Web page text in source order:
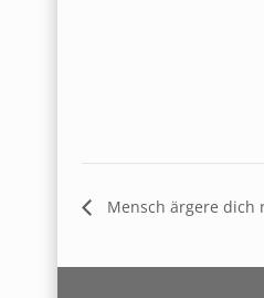
Mensch ärgere dich